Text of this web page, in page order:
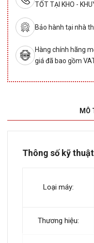
TỐT TẠI KHO -
Bảo hành tại nhà
Hàng chính hãng
giá đã bao gồm
MÔ
Thông số kỹ thuật
Loại máy:
Thương hiệu: